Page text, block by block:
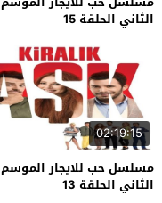
الثاني الحلقة 15
02:19:15
مسلسل حب للايجار الموسم
الثاني الحلقة 13